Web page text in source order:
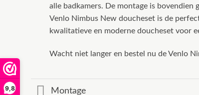
9,8
alle badkamers. De montage is
Venlo Nimbus New doucheset is de
kwalitatieve en moderne doucheset voor
Wacht niet langer en bestel nu de Venlo
Montage